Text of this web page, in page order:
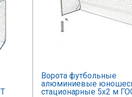
Ворота футбольные
алюминиевые
стационарные 5х2 м